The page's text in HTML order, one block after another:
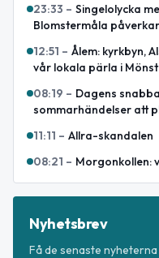
23:33 – Singelolycka
Blomstermåla
12:51 – Ålem: kyrkbyn,
vår lokala pärla i
08:19 – Dagens
sommarhändelser att
11:11 – Allra-skandalen
08:21 – Morgonkollen:
Nyhetsbrev
Få de senaste